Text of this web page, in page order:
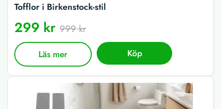
Tofflor i Birkenstock-stil
299 kr 999 kr
Läs mer Köp